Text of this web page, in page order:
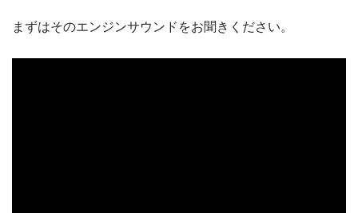
まずはそのエンジンサウンドをお聞きください。